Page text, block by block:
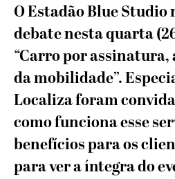
O Estadão Blue
debate nesta quarta
“Carro por
da mobilidade”.
Localiza foram
como funciona esse
benefícios para os
para ver a íntegra do